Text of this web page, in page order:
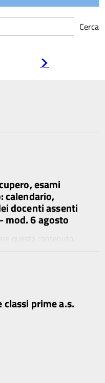
Cerca
esami
calendario,
docenti assenti
mod. 6 agosto
prime a.s.